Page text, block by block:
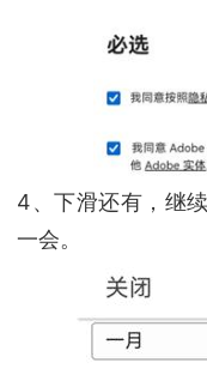
4、下滑还有，继
一会。